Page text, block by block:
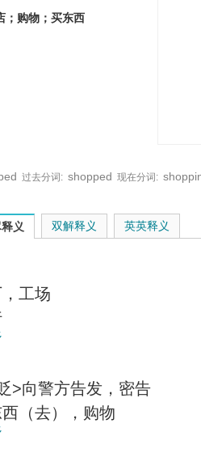
；购物；买东西
过去分词: shopped 现在分词:
译是什么意思，词典释义与在线翻译：
义
工场
>商店，店铺，铺子
工作坊，修理场
意，事业
>向警方告发，密告
（去），购物
投入监狱，拘禁
双解释义 英英释义